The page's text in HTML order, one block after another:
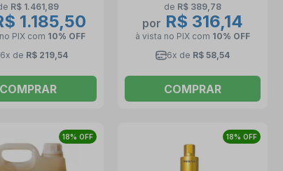
R$ 1.461,89
1.185,50
PIX com 10% OFF
6x de R$ 219,54
COMPRAR
de R$ 389,78
por R$ 316,14
à vista no PIX com 10% OFF
6x de R$ 58,54
COMPRAR
18% OFF 18% OFF